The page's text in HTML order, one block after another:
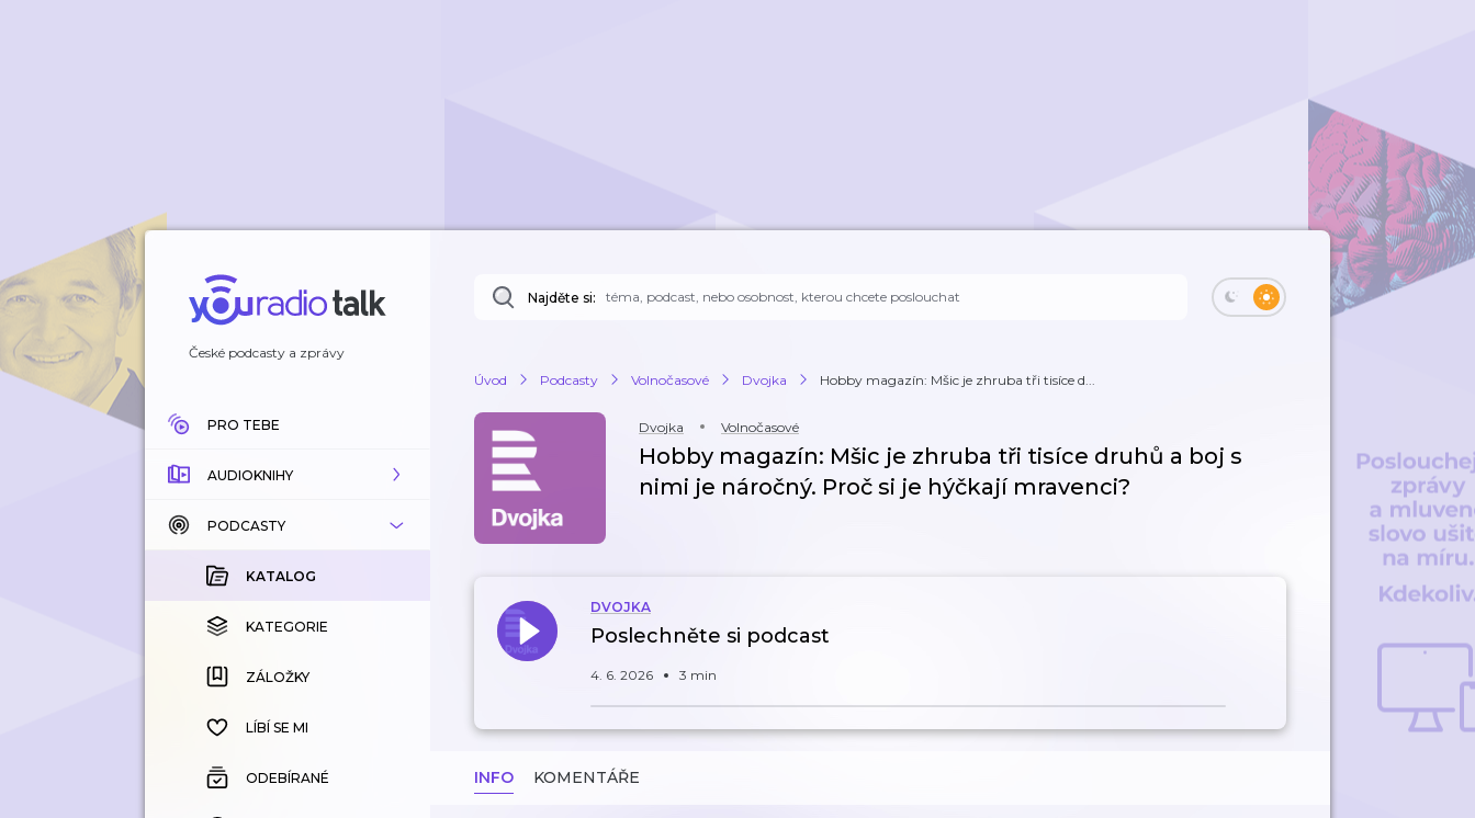
České podcasty a zprávy
PRO TEBE
AUDIOKNIHY
KATALOG
KOUPENÉ
KATEGORIE
ZÁLOŽKY
HISTORIE
PODCASTY
KATALOG
KATEGORIE
ZÁLOŽKY
LÍBÍ SE MI
ODEBÍRANÉ
Najděte si:
Úvod Podcasty Volnočasové Dvojka Hobby magazín: Mšic je zhruba tři tisíce d...
Dvojka Volnočasové
Hobby magazín: Mšic je zhruba tři tisíce druhů a boj s
nimi je náročný. Proč si je hýčkají mravenci?
DVOJKA
Poslechněte si podcast
4. 6. 2026 3 min
INFO KOMENTÁŘE